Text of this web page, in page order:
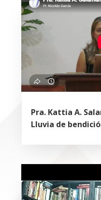
Pra. Kattia A.
Lluvia de